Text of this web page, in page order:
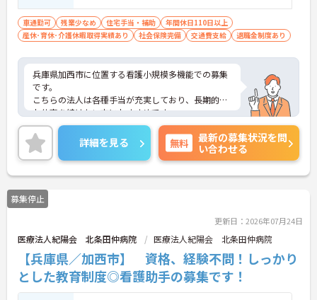
車通勤可 残業少なめ 住宅手当・補助
年間休日110日以上
産休･育休･介護休暇取得実績あり
社会保険完備 交通費支給 退職金制度あり
兵庫県加西市に位置する看護小規模多機能での募集
です。
こちらの法人は各種手当が充実しており、長期的に
お仕事を続けたい方におすすめです。
ご興味のある方は、ご面接のポイントをお伝えしま
すので、お気軽にお問い合わせください。
詳細を見る 無料
最新の募集状況を問
い合わせる
募集停止
更新日：2026年07月24日
医療法人紀陽会 北条田仲病院 医療法人紀陽会 北条田仲病院
【兵庫県／加西市】 資格、経験不問！しっかり
とした教育制度◎看護助手の募集です！